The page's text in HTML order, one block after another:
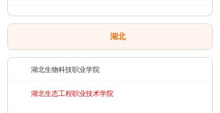
湖北
湖北生物科技职业学院
湖北生态工程职业技术学院